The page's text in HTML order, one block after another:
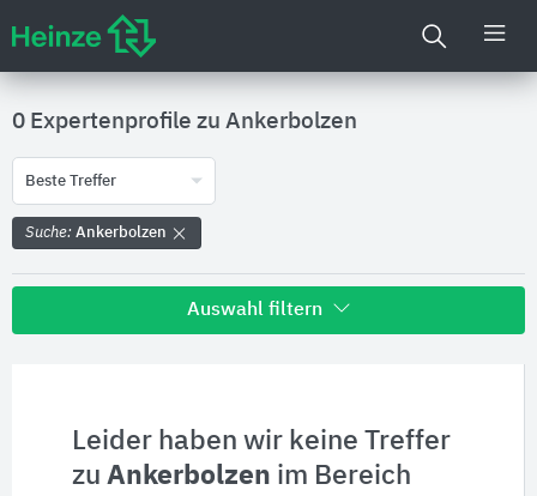
0 Expertenprofile zu Ankerbolzen
Beste Treffer
Suche: Ankerbolzen
Auswahl filtern
Produktinformationen
Leider haben wir keine Treffer
zu Ankerbolzen im Bereich